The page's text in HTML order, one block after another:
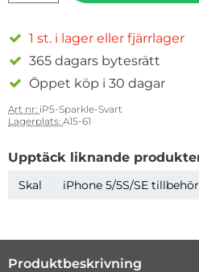
1 st. i lager eller fjärrlager
365 dagars bytesrätt
Öppet köp i 30 dagar
Art nr: iP5-Sparkle-Svart
Lagerplats: A15-61
Upptäck liknande
Skal iPhone 5/5S/SE tillbehör
Produktbeskrivning